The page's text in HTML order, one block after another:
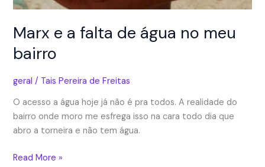
Marx e a falta de água no meu
bairro
geral / Tais Pereira de Freitas
O acesso a água hoje já não é pra todos. A realidade do
bairro onde moro me esfrega isso na cara todo dia que
abro a torneira e não tem água.
Marx
Read More »